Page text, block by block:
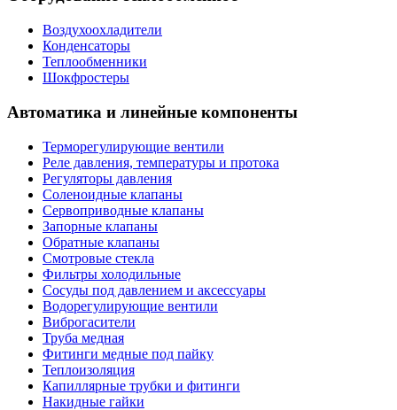
Воздухоохладители
Конденсаторы
Теплообменники
Шокфростеры
Автоматика и линейные компоненты
Терморегулирующие вентили
Реле давления, температуры и протока
Регуляторы давления
Соленоидные клапаны
Сервоприводные клапаны
Запорные клапаны
Обратные клапаны
Смотровые стекла
Фильтры холодильные
Сосуды под давлением и аксессуары
Водорегулирующие вентили
Виброгасители
Труба медная
Фитинги медные под пайку
Теплоизоляция
Капиллярные трубки и фитинги
Накидные гайки